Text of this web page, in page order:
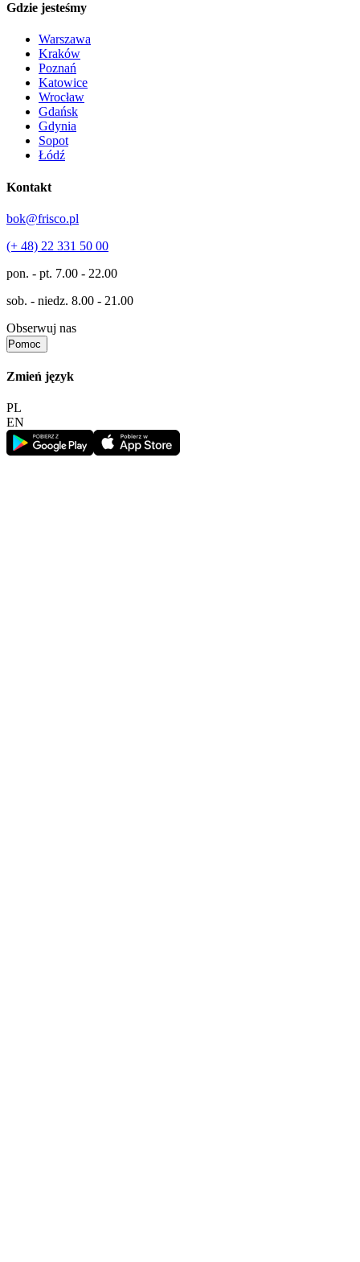
Gdzie jesteśmy
Warszawa
Kraków
Poznań
Katowice
Wrocław
Gdańsk
Gdynia
Sopot
Łódź
Kontakt
bok@frisco.pl
(+ 48) 22 331 50 00
pon. - pt. 7.00 - 22.00
sob. - niedz. 8.00 - 21.00
Obserwuj nas
Pomoc
Zmień język
PL
EN